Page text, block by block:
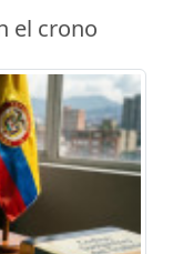
el crono